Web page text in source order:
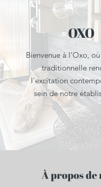
OXO
Bienvenue à l’Oxo,
traditionnelle
l'excitation
sein de notre
À propos de